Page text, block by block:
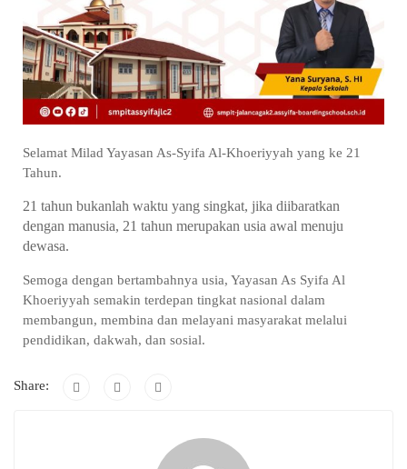
Selamat Milad Yayasan As-Syifa Al-Khoeriyyah yang ke 21
Tahun.
21 tahun bukanlah waktu yang singkat, jika diibaratkan
dengan manusia, 21 tahun merupakan usia awal menuju
dewasa.
Semoga dengan bertambahnya usia, Yayasan As Syifa Al
Khoeriyyah semakin terdepan tingkat nasional dalam
membangun, membina dan melayani masyarakat melalui
pendidikan, dakwah, dan sosial.
Share: